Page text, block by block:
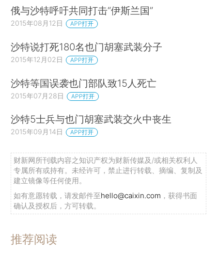
俄与沙特呼吁共同打击“伊斯兰国”
2015年08月12日 APP打开
沙特说打死180名也门胡塞武装分子
2015年12月02日 APP打开
沙特等国误袭也门部队致15人死亡
2015年07月28日 APP打开
沙特5士兵与也门胡塞武装交火中丧生
2015年09月14日 APP打开
财新网所刊载内容之知识产权为财新传媒及/或相关权利人
专属所有或持有。未经许可，禁止进行转载、摘编、复制及
建立镜像等任何使用。
如有意愿转载，请发邮件至hello@caixin.com ，获得书面
确认及授权后，方可转载。
推荐阅读